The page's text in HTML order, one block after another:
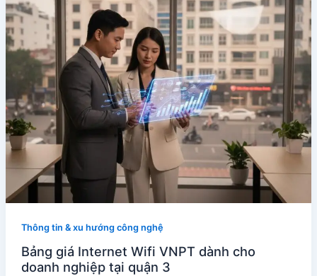
Thông tin & xu hướng công nghệ
Bảng giá Internet Wifi VNPT dành cho
doanh nghiệp tại quận 3